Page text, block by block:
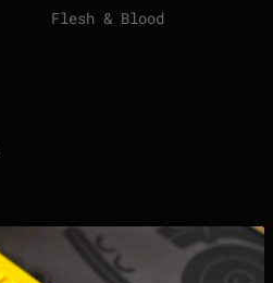
Flesh & Blood